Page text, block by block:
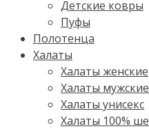
Детские ковры
Пуфы
Полотенца
Халаты
Халаты женские
Халаты мужские
Халаты унисекс
Халаты 100%